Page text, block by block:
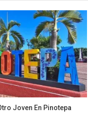
Joven En Pinotepa